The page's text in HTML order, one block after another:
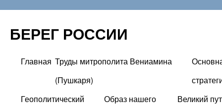
БЕРЕГ РОССИИ
Перейти
содержимому
Главная Труды митрополита Вениамина
(Пушкаря)
Геополитический
Образ нашего
Великий